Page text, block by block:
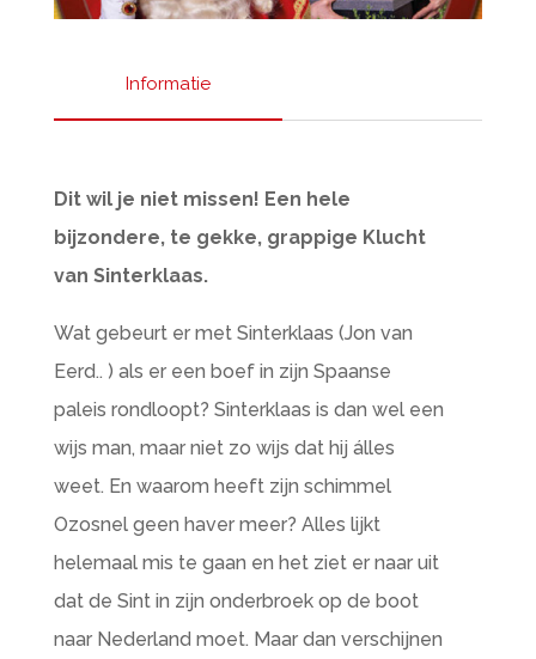
Informatie
Dit wil je niet missen! Een hele
bijzondere, te gekke, grappige Klucht
van Sinterklaas.
​Wat gebeurt er met Sinterklaas (Jon van
Eerd.. ) als er een boef in zijn Spaanse
paleis rondloopt? Sinterklaas is dan wel een
wijs man, maar niet zo wijs dat hij álles
weet. En waarom heeft zijn schimmel
Ozosnel geen haver meer? Alles lijkt
helemaal mis te gaan en het ziet er naar uit
dat de Sint in zijn onderbroek op de boot
naar Nederland moet. Maar dan verschijnen